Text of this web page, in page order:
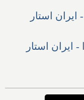
- ایران استار
- ایران استار